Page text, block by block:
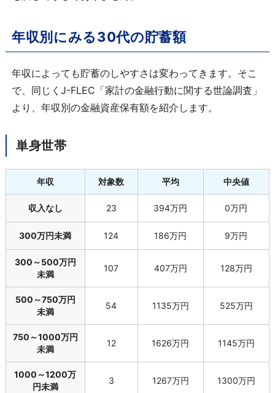
年収別にみる30代の貯蓄額
年収によっても貯蓄のしやすさは変わってきます。そこ
で、同じくJ-FLEC「家計の金融行動に関する世論調査」
より、年収別の金融資産保有額を紹介します。
単身世帯
年収 対象数 平均 中央値
収入なし 23 394万円 0万円
300万円未満 124 186万円 9万円
300～500万円
未満
107 407万円 128万円
500～750万円
未満
54 1135万円 525万円
750～1000万円
未満
12 1626万円 1145万円
1000～1200万
円未満
3 1267万円 1300万円